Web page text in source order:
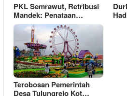
PKL Semrawut, Retribusi
Mandek: Penataan…
Terobosan Pemerintah
Desa Tulungrejo Kot…